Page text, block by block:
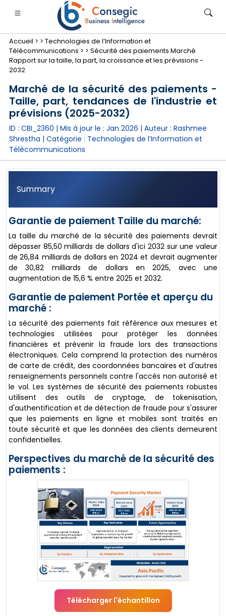
services financiers et assurance
• Biens de consommation
• Énergie et électricité
•
• étude de cas
Accueil > > Technologies de l’Information et
Télécommunications > > Sécurité des paiements Marché
Rapport sur la taille, la part, la croissance et les prévisions -
2032
Marché de la sécurité des paiements -
Taille, part, tendances de l'industrie et
prévisions (2025-2032)
ID : CBI_2360 | Mis à jour le : Jan 2026 | Auteur : Rashmee
Shrestha | Catégorie : Technologies de l’Information et
Télécommunications
Summary
Garantie de paiement Taille du marché:
La taille du marché de la sécurité des paiements devrait
dépasser 85,50 milliards de dollars d'ici 2032 sur une valeur
de 26,84 milliards de dollars en 2024 et devrait augmenter
de 30,82 milliards de dollars en 2025, avec une
augmentation de 15,6 % entre 2025 et 2032.
Garantie de paiement Portée et aperçu du
marché :
La sécurité des paiements fait référence aux mesures et
technologies utilisées pour protéger les données
financières et prévenir la fraude lors des transactions
électroniques. Cela comprend la protection des numéros
de carte de crédit, des coordonnées bancaires et d'autres
renseignements personnels contre l'accès non autorisé et
le vol. Les systèmes de sécurité des paiements robustes
utilisent des outils de cryptage, de tokenisation,
d'authentification et de détection de fraude pour s'assurer
que les paiements en ligne et mobiles sont traités en
toute sécurité et que les données des clients demeurent
confidentielles.
Perspectives du marché de la sécurité des
paiements :
Télécharger l'échantillon